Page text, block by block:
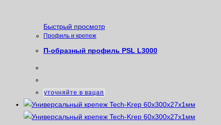
Быстрый просмотр
Профиль и крепеж
П-образный профиль PSL L3000
уточняйте в вацап